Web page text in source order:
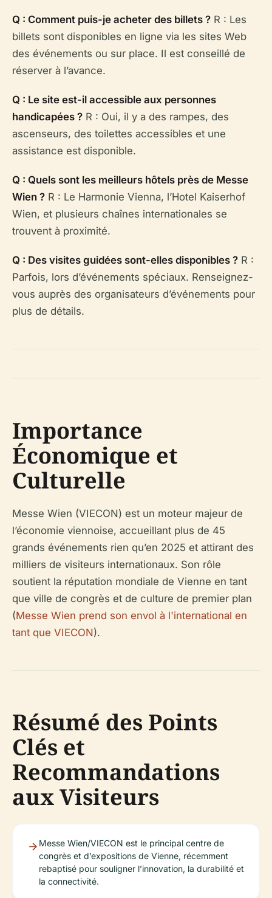
Q : Comment puis-je acheter des billets ? R : Les
billets sont disponibles en ligne via les sites Web
des événements ou sur place. Il est conseillé de
réserver à l’avance.
Q : Le site est-il accessible aux personnes
handicapées ? R : Oui, il y a des rampes, des
ascenseurs, des toilettes accessibles et une
assistance est disponible.
Q : Quels sont les meilleurs hôtels près de Messe
Wien ? R : Le Harmonie Vienna, l’Hotel Kaiserhof
Wien, et plusieurs chaînes internationales se
trouvent à proximité.
Q : Des visites guidées sont-elles disponibles ? R :
Parfois, lors d’événements spéciaux. Renseignez-
vous auprès des organisateurs d’événements pour
plus de détails.
Importance
Économique et
Culturelle
Messe Wien (VIECON) est un moteur majeur de
l’économie viennoise, accueillant plus de 45
grands événements rien qu’en 2025 et attirant des
milliers de visiteurs internationaux. Son rôle
soutient la réputation mondiale de Vienne en tant
que ville de congrès et de culture de premier plan
(Messe Wien prend son envol à l'international en
tant que VIECON).
Résumé des Points
Clés et
Recommandations
aux Visiteurs
Messe Wien/VIECON est le principal centre de
congrès et d’expositions de Vienne, récemment
rebaptisé pour souligner l’innovation, la durabilité et
la connectivité.